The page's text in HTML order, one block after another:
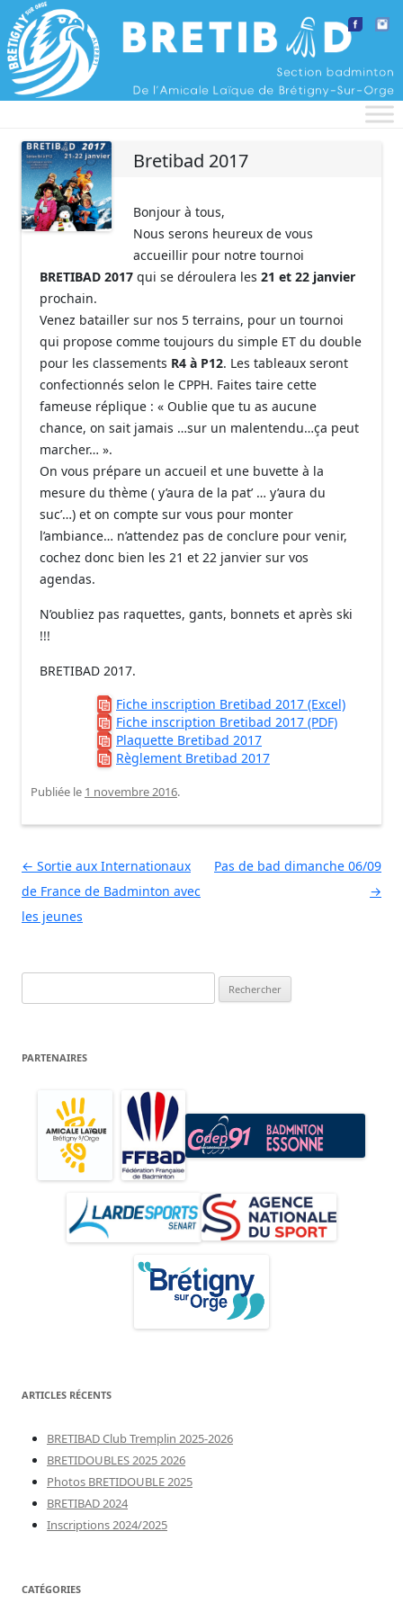
Bretibad 2017
Bonjour à tous,
Nous serons heureux de vous
accueillir pour notre tournoi
BRETIBAD 2017 qui se déroulera les 21 et 22 janvier
prochain.
Venez batailler sur nos 5 terrains, pour un tournoi
qui propose comme toujours du simple ET du double
pour les classements R4 à P12. Les tableaux seront
confectionnés selon le CPPH. Faites taire cette
fameuse réplique : « Oublie que tu as aucune
chance, on sait jamais …sur un malentendu…ça peut
marcher… ».
On vous prépare un accueil et une buvette à la
mesure du thème ( y’aura de la pat’ … y’aura du
suc’…) et on compte sur vous pour monter
l’ambiance… n’attendez pas de conclure pour venir,
cochez donc bien les 21 et 22 janvier sur vos
agendas.
N’oubliez pas raquettes, gants, bonnets et après ski
!!!
BRETIBAD 2017.
Fiche inscription Bretibad 2017 (Excel)
Fiche inscription Bretibad 2017 (PDF)
Plaquette Bretibad 2017
Règlement Bretibad 2017
Publiée le 1 novembre 2016.
Navigation des articles
← Sortie aux Internationaux
de France de Badminton avec
les jeunes
Pas de bad dimanche 06/09
→
PARTENAIRES
ARTICLES RÉCENTS
BRETIBAD Club Tremplin 2025-2026
BRETIDOUBLES 2025 2026
Photos BRETIDOUBLE 2025
BRETIBAD 2024
Inscriptions 2024/2025
CATÉGORIES